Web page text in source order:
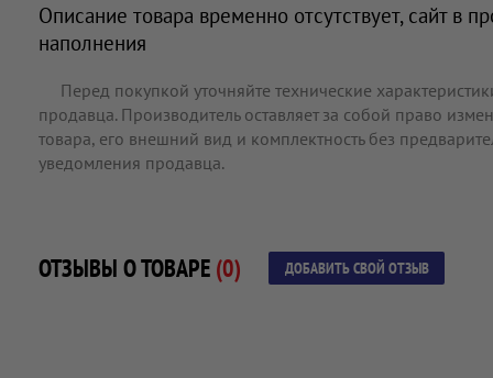
Описание товара временно отсутствует, сайт в
наполнения
Перед покупкой уточняйте технические
продавца. Производитель оставляет за собой право
товара, его внешний вид и комплектность без
уведомления продавца.
ОТЗЫВЫ О ТОВАРЕ (0) ДОБАВИТЬ СВОЙ ОТЗЫВ